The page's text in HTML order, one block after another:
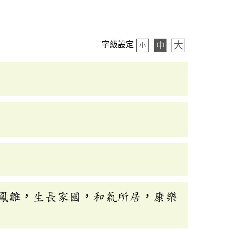
字級設定 小 中 大
雛，生長家國，和氣所居，康樂